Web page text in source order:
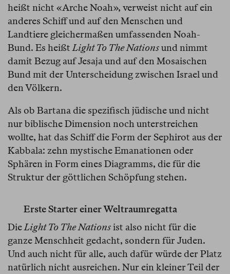
heißt nicht «Arche Noah», verweist nicht auf ein
anderes Schiff und auf den Menschen und
Landtiere gleichermaßen umfassenden Noah-
Bund. Es heißt Light To The Nationsund nimmt
damit Bezug auf Jesaja und auf den Mosaischen
Bund mit der Unterscheidung zwischen Israel und
den Völkern.
Als ob Bartana die spezifisch jüdische und nicht
nur biblische Dimension noch unterstreichen
wollte, hat das Schiff die Form der Sephirot aus der
Kabbala: zehn mystische Emanationen oder
Sphären in Form eines Diagramms, die für die
Struktur der göttlichen Schöpfung stehen.
Erste Starter einer Weltraumregatta
Die Light To The Nationsist also nicht für die
ganze Menschheit gedacht, sondern für Juden.
Und auch nicht für alle, auch dafür würde der Platz
natürlich nicht ausreichen. Nur ein kleiner Teil der